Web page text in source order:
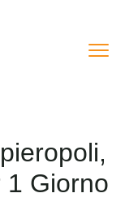
1 Giorno